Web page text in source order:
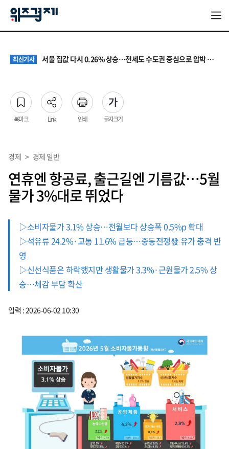
최신기사 서울 집값 다시 0.26% 상승…전세도 수도권 중심으로 압박 커져
최신기사 원·하청 교섭 갈등에 안전 지원 위축까지… 노란봉투법 불확실성 해법은
최신기사 청소년 혐오 표현, '처벌과 낙인'에서 '교양과 상식'으로
북마크 Link 인쇄 글자크기
경제 > 경제 일반
연휴엔 항공료, 출근길엔 기름값…5월
물가 3%대로 뛰었다
▷소비자물가 3.1% 상승…전월보다 상승폭 0.5%p 확대
▷석유류 24.2%·교통 11.6% 급등…중동전쟁發 유가 충격 반
영
▷신선식품은 하락했지만 생활물가 3.3%·근원물가 2.5% 상
승…체감 부담 확산
입력 : 2026-06-02 10:30